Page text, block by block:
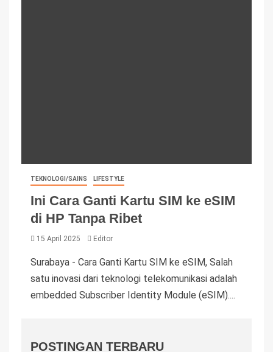
TEKNOLOGI/SAINS LIFESTYLE
Ini Cara Ganti Kartu SIM ke eSIM
di HP Tanpa Ribet
15 April 2025 Editor
Surabaya - Cara Ganti Kartu SIM ke eSIM, Salah
satu inovasi dari teknologi telekomunikasi adalah
embedded Subscriber Identity Module (eSIM)....
POSTINGAN TERBARU